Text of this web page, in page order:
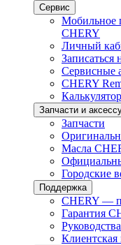
Сервис
Мобильное
CHERY
Личный
Записаться
Сервисные
CHERY
Запчасти и
Запчасти
Масла
Городские
Поддержка
CHERY —
Гарантия
Клиентская